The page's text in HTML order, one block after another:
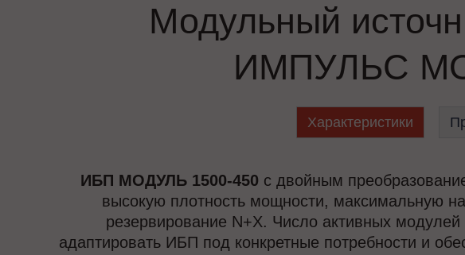
Модульный
ИМПУЛЬС
Характеристики
ИБП МОДУЛЬ 1500-450 с двойным
высокую плотность мощности, максимальную
резервирование N+X. Число активных модулей
адаптировать ИБП под конкретные потребности и